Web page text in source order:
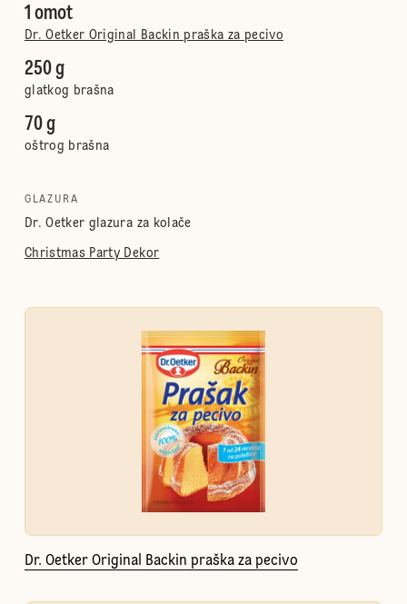
1 omot
Dr. Oetker Original Backin praška za pecivo
250 g
glatkog brašna
70 g
oštrog brašna
GLAZURA
Dr. Oetker glazura za kolače
Christmas Party Dekor
Dr. Oetker Original Backin praška za pecivo